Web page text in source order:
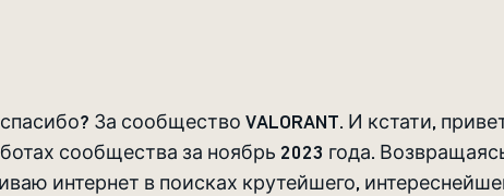
За сообщество VALORANT. И кстати,
сообщества за ноябрь 2023 года.
интернет в поисках крутейшего,